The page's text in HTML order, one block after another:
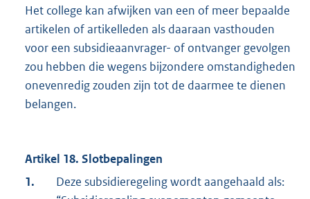
Het college kan afwijken van een of meer bepaalde
artikelen of artikelleden als daaraan vasthouden
voor een subsidieaanvrager- of ontvanger gevolgen
zou hebben die wegens bijzondere omstandigheden
onevenredig zouden zijn tot de daarmee te dienen
belangen.
Artikel 18. Slotbepalingen
1.
Deze subsidieregeling wordt aangehaald als: